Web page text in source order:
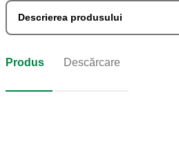
Descrierea produsului
Produs Descărcare